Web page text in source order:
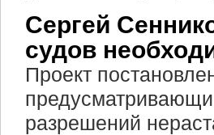
Сергей
судов
Проект
разрешений